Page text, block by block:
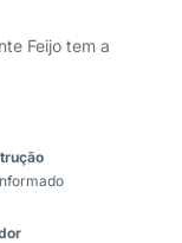
Feijo tem a